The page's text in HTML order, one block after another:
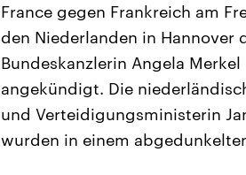
France gegen Frankreich am
den Niederlanden in Hannover
Bundeskanzlerin Angela
angekündigt. Die
und Verteidigungsministerin
wurden in einem